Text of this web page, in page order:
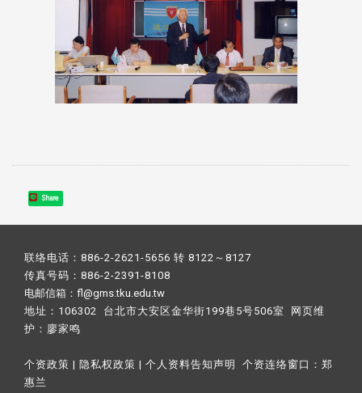
Share
联络电话：886-2-2621-5656 转 8122～8127
传真号码：886-2-2391-8108
电邮信箱：fl@gms.tku.edu.tw
地址：106302 台北市大安区金华街199巷5号506室 网页维
护： 廖家鸣​
个资政策 | 隐私权政策 | 个人资料告知声明 个资连络窗口： 郑
惠兰